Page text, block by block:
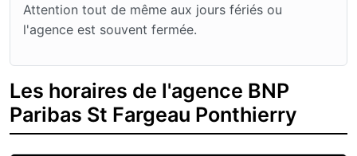
Attention tout de même aux jours fériés ou
l'agence est souvent fermée.
Les horaires de l'agence BNP
Paribas St Fargeau Ponthierry